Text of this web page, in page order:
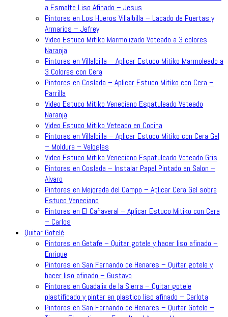
a Esmalte Liso Afinado – Jesus
Pintores en Los Hueros Villalbilla – Lacado de Puertas y
Armarios – Jefrey
Video Estuco Mitiko Marmolizado Veteado a 3 colores
Naranja
Pintores en Villalbilla – Aplicar Estuco Mitiko Marmoleado a
3 Colores con Cera
Pintores en Coslada – Aplicar Estuco Mitiko con Cera –
Parrilla
Video Estuco Mitiko Veneciano Espatuleado Veteado
Naranja
Video Estuco Mitiko Veteado en Cocina
Pintores en Villalbilla – Aplicar Estuco Mitiko con Cera Gel
– Moldura – Veloglas
Video Estuco Mitiko Veneciano Espatuleado Veteado Gris
Pintores en Coslada – Instalar Papel Pintado en Salon –
Alvaro
Pintores en Mejorada del Campo – Aplicar Cera Gel sobre
Estuco Veneciano
Pintores en El Cañaveral – Aplicar Estuco Mitiko con Cera
– Carlos
Quitar Gotelé
Pintores en Getafe – Quitar gotele y hacer liso afinado –
Enrique
Pintores en San Fernando de Henares – Quitar gotele y
hacer liso afinado – Gustavo
Pintores en Guadalix de la Sierra – Quitar gotele
plastificado y pintar en plastico liso afinado – Carlota
Pintores en San Fernando de Henares – Quitar Gotele –